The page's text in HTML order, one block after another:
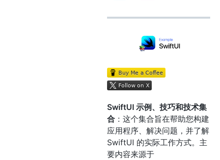
SwiftUI 示例、技巧和技术集
合 ：这个集合旨在帮助您构建
应用程序、解决问题，并了解
SwiftUI 的实际工作方式。主
要内容来源于